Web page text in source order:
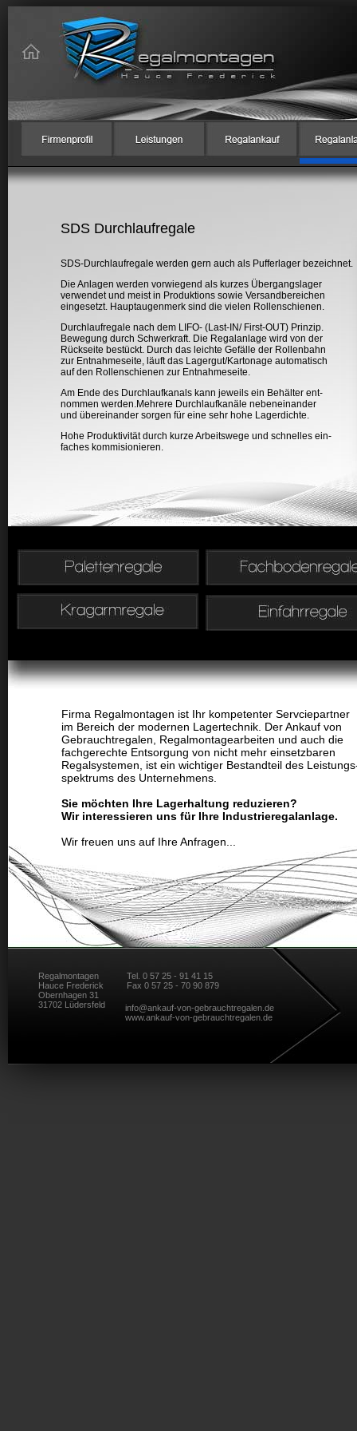
SDS Durchlaufregale
SDS-Durchlaufregale werden gern auch als Pufferlager bezeichnet.
Die Anlagen werden vorwiegend als kurzes Übergangslager
verwendet und meist in Produktions sowie Versandbereichen
eingesetzt. Hauptaugenmerk sind die vielen Rollenschienen.
Durchlaufregale nach dem LIFO- (Last-IN/ First-OUT) Prinzip.
Bewegung durch Schwerkraft. Die Regalanlage wird von der
Rückseite bestückt. Durch das leichte Gefälle der Rollenbahn
zur Entnahmeseite, läuft das Lagergut/Kartonage automatisch
auf den Rollenschienen zur Entnahmeseite.
Am Ende des Durchlaufkanals kann jeweils ein Behälter ent-
nommen werden.Mehrere Durchlaufkanäle nebeneinander
und übereinander sorgen für eine sehr hohe Lagerdichte.
Hohe Produktivität durch kurze Arbeitswege und schnelles ein-
faches kommisionieren.
Firma Regalmontagen ist Ihr kompetenter Servciepartner
im Bereich der modernen Lagertechnik. Der Ankauf von
Gebrauchtregalen, Regalmontagearbeiten und auch die
fachgerechte Entsorgung von nicht mehr einsetzbaren
Regalsystemen, ist ein wichtiger Bestandteil des
spektrums des Unternehmens.
Sie möchten Ihre Lagerhaltung reduzieren?
Wir interessieren uns für Ihre Industrieregalanlage.
Wir freuen uns auf Ihre Anfragen...
Regalmontagen
Hauce Frederick
Obernhagen 31
31702 Lüdersfeld
info@ankauf-von-gebrauchtregalen.de
www.ankauf-von-gebrauchtregalen.de
Tel. 0 57 25 - 91 41 15
Fax 0 57 25 - 70 90 879